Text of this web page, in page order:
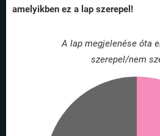
amelyikben ez a lap szerepel!
A lap megjelenése óta
szerepel/nem